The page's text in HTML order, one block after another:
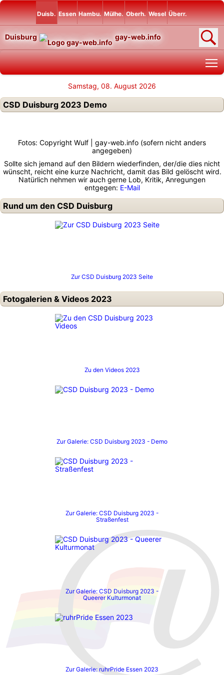
Duisb. Essen Hambu. Mülhe. Oberh. Wesel Überr.
Duisburg gay-web.info
Samstag, 08. August 2026
CSD Duisburg 2023 Demo
Fotos: Copyright Wulf | gay-web.info (sofern nicht anders
angegeben)
Sollte sich jemand auf den Bildern wiederfinden, der/die dies nicht
wünscht, reicht eine kurze Nachricht, damit das Bild gelöscht wird.
Natürlich nehmen wir auch gerne Lob, Kritik, Anregungen
entgegen: E-Mail
Rund um den CSD Duisburg
Zur CSD Duisburg 2023 Seite
Fotogalerien & Videos 2023
Zu den Videos 2023
Zur Galerie: CSD Duisburg 2023 - Demo
Zur Galerie: CSD Duisburg 2023 -
Straßenfest
Zur Galerie: CSD Duisburg 2023 -
Queerer Kulturmonat
Zur Galerie: ruhrPride Essen 2023